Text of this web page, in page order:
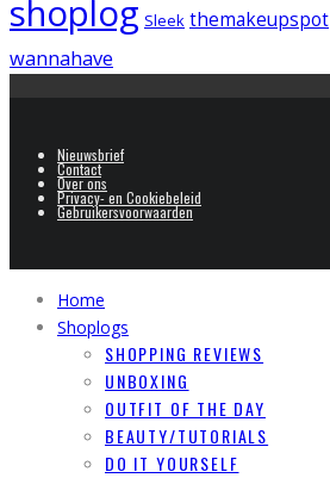
shoplog Sleek themakeupspot
wannahave
Nieuwsbrief
Contact
Over ons
Privacy- en Cookiebeleid
Gebruikersvoorwaarden
Home
Shoplogs
SHOPPING REVIEWS
UNBOXING
OUTFIT OF THE DAY
BEAUTY/TUTORIALS
DO IT YOURSELF